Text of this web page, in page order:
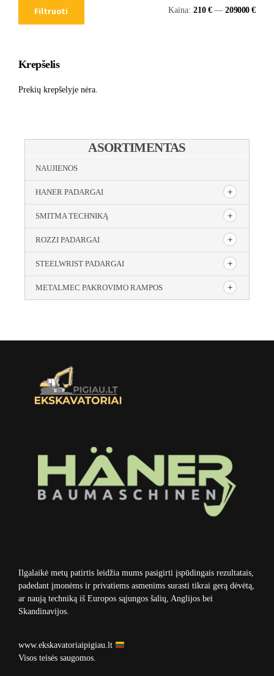
Filtruoti Kaina:210 €—209000 €
Krepšelis
Prekių krepšelyje nėra.
ASORTIMENTAS
NAUJIENOS
HANER PADARGAI
SMITMA TECHNIKĄ
ROZZI PADARGAI
STEELWRIST PADARGAI
METALMEC PAKROVIMO RAMPOS
Ilgalaikė metų patirtis leidžia mums pasigirti įspūdingais rezultatais,
padedant įmonėms ir privatiems asmenims surasti tikrai gerą dėvėtą,
ar naują techniką iš Europos sąjungos šalių, Anglijos bei
Skandinavijos.
www.ekskavatoriaipigiau.lt
Visos teisės saugomos.